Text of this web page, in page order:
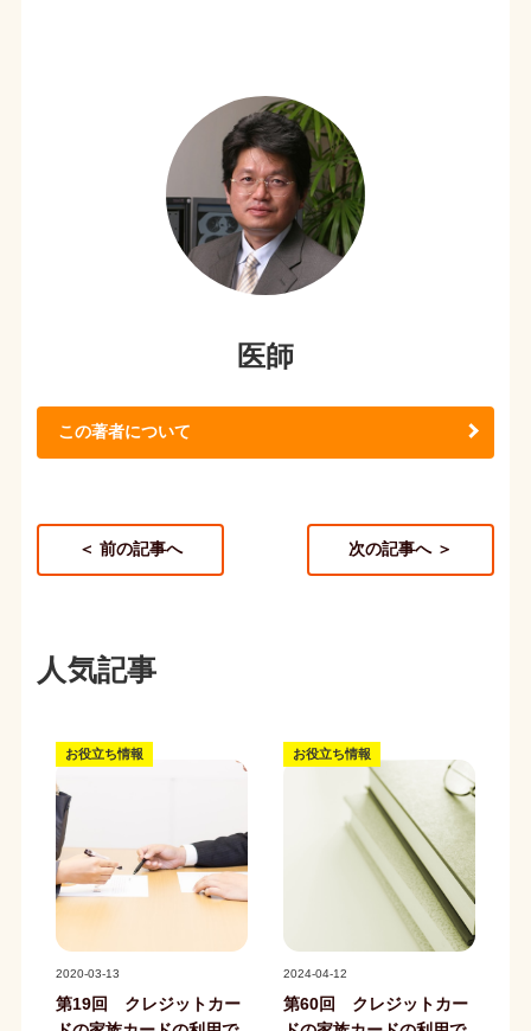
医師
この著者について
＜ 前の記事へ 次の記事へ ＞
人気記事
お役立ち情報
2020-03-13
第19回 クレジットカー
お役立ち情報
2024-04-12
第60回 クレジットカー